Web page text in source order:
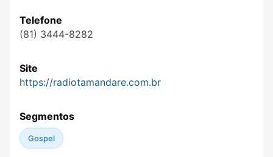
Telefone
(81) 3444-8282
Site
https://radiotamandare.com.br
Segmentos
Gospel